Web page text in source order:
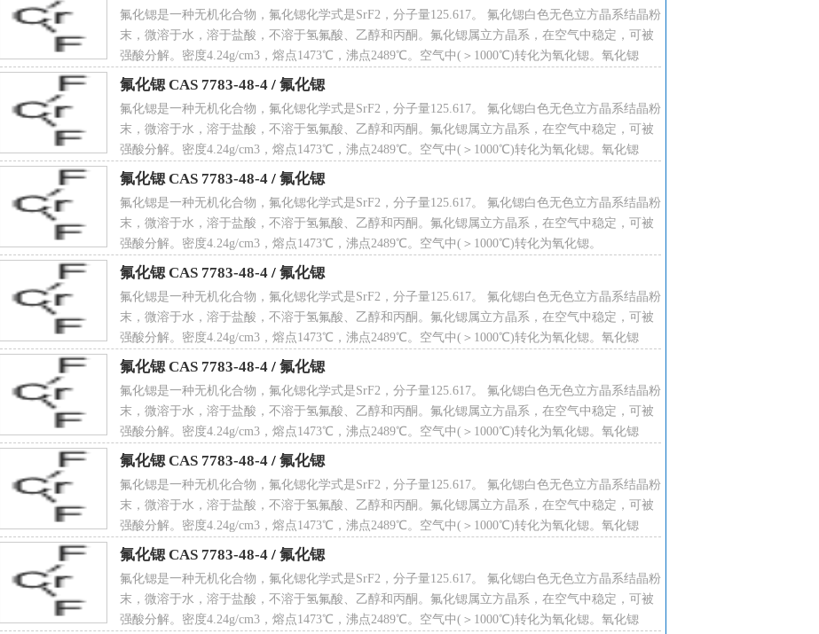
6.拓扑分子极性表面积0
7.重原子数量:3
8.表面电荷:0
9.复杂度:0
10.同位素原子数量:0
11.确定原子立构中心数量:0
氟化锶是一种无机化合物，氟化锶化学式是SrF2，分子量125.617。 氟化锶白色无色立方晶系结晶粉
末，微溶于水，溶于盐酸，不溶于氢氟酸、乙醇和丙酮。氟化锶属立方晶系，在空气中稳定，可被
强酸分解。密度4.24g/cm3，熔点1473℃，沸点2489℃。空气中(＞1000℃)转化为氧化锶。氧化锶
CAS 7783-48-4
氟化锶 CAS 7783-48-4 / 氟化锶
氟化锶是一种无机化合物，氟化锶化学式是SrF2，分子量125.617。 氟化锶白色无色立方晶系结晶粉
末，微溶于水，溶于盐酸，不溶于氢氟酸、乙醇和丙酮。氟化锶属立方晶系，在空气中稳定，可被
强酸分解。密度4.24g/cm3，熔点1473℃，沸点2489℃。空气中(＞1000℃)转化为氧化锶。氧化锶
CAS 7783-48-4
氟化锶 CAS 7783-48-4 / 氟化锶
氟化锶是一种无机化合物，氟化锶化学式是SrF2，分子量125.617。 氟化锶白色无色立方晶系结晶粉
末，微溶于水，溶于盐酸，不溶于氢氟酸、乙醇和丙酮。氟化锶属立方晶系，在空气中稳定，可被
强酸分解。密度4.24g/cm3，熔点1473℃，沸点2489℃。空气中(＞1000℃)转化为氧化锶。
氟化锶 CAS 7783-48-4 / 氟化锶
氟化锶是一种无机化合物，氟化锶化学式是SrF2，分子量125.617。 氟化锶白色无色立方晶系结晶粉
末，微溶于水，溶于盐酸，不溶于氢氟酸、乙醇和丙酮。氟化锶属立方晶系，在空气中稳定，可被
强酸分解。密度4.24g/cm3，熔点1473℃，沸点2489℃。空气中(＞1000℃)转化为氧化锶。氧化锶
CAS 7783-48-4
氟化锶 CAS 7783-48-4 / 氟化锶
氟化锶是一种无机化合物，氟化锶化学式是SrF2，分子量125.617。 氟化锶白色无色立方晶系结晶粉
末，微溶于水，溶于盐酸，不溶于氢氟酸、乙醇和丙酮。氟化锶属立方晶系，在空气中稳定，可被
强酸分解。密度4.24g/cm3，熔点1473℃，沸点2489℃。空气中(＞1000℃)转化为氧化锶。氧化锶
CAS 7783-48-4
氟化锶 CAS 7783-48-4 / 氟化锶
氟化锶是一种无机化合物，氟化锶化学式是SrF2，分子量125.617。 氟化锶白色无色立方晶系结晶粉
末，微溶于水，溶于盐酸，不溶于氢氟酸、乙醇和丙酮。氟化锶属立方晶系，在空气中稳定，可被
强酸分解。密度4.24g/cm3，熔点1473℃，沸点2489℃。空气中(＞1000℃)转化为氧化锶。氧化锶
CAS 7783-48-4
氟化锶 CAS 7783-48-4 / 氟化锶
氟化锶是一种无机化合物，氟化锶化学式是SrF2，分子量125.617。 氟化锶白色无色立方晶系结晶粉
末，微溶于水，溶于盐酸，不溶于氢氟酸、乙醇和丙酮。氟化锶属立方晶系，在空气中稳定，可被
强酸分解。密度4.24g/cm3，熔点1473℃，沸点2489℃。空气中(＞1000℃)转化为氧化锶。氧化锶